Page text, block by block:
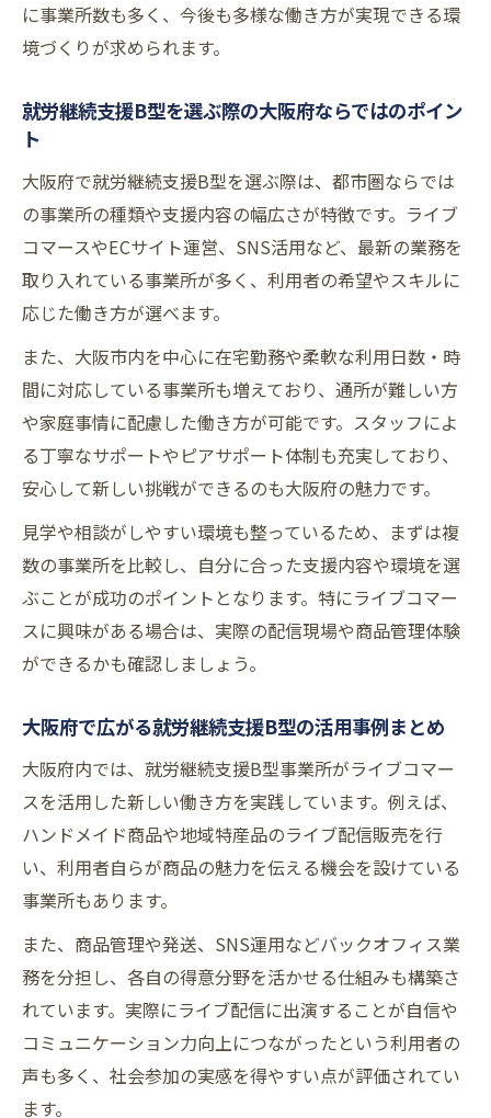
に事業所数も多く、今後も多様な働き方が実現できる環
境づくりが求められます。
就労継続支援B型を選ぶ際の大阪府ならではのポイン
ト
大阪府で就労継続支援B型を選ぶ際は、都市圏ならでは
の事業所の種類や支援内容の幅広さが特徴です。ライブ
コマースやECサイト運営、SNS活用など、最新の業務を
取り入れている事業所が多く、利用者の希望やスキルに
応じた働き方が選べます。
また、大阪市内を中心に在宅勤務や柔軟な利用日数・時
間に対応している事業所も増えており、通所が難しい方
や家庭事情に配慮した働き方が可能です。スタッフによ
る丁寧なサポートやピアサポート体制も充実しており、
安心して新しい挑戦ができるのも大阪府の魅力です。
見学や相談がしやすい環境も整っているため、まずは複
数の事業所を比較し、自分に合った支援内容や環境を選
ぶことが成功のポイントとなります。特にライブコマー
スに興味がある場合は、実際の配信現場や商品管理体験
ができるかも確認しましょう。
大阪府で広がる就労継続支援B型の活用事例まとめ
大阪府内では、就労継続支援B型事業所がライブコマー
スを活用した新しい働き方を実践しています。例えば、
ハンドメイド商品や地域特産品のライブ配信販売を行
い、利用者自らが商品の魅力を伝える機会を設けている
事業所もあります。
また、商品管理や発送、SNS運用などバックオフィス業
務を分担し、各自の得意分野を活かせる仕組みも構築さ
れています。実際にライブ配信に出演することが自信や
コミュニケーション力向上につながったという利用者の
声も多く、社会参加の実感を得やすい点が評価されてい
ます。